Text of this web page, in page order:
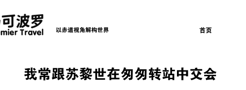
以赤道视角解构世界 首页
我常跟苏黎世在匆匆转站中交会